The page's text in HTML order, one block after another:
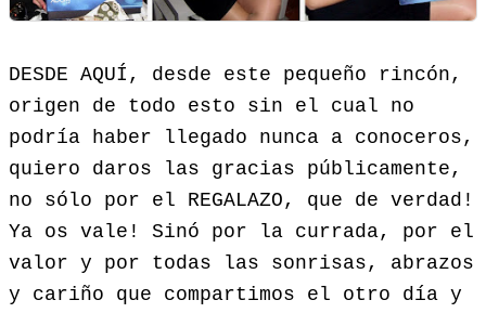
DESDE AQUÍ, desde este pequeño rincón,
origen de todo esto sin el cual no
podría haber llegado nunca a conoceros,
quiero daros las gracias públicamente,
no sólo por el REGALAZO, que de verdad!
Ya os vale! Sinó por la currada, por el
valor y por todas las sonrisas, abrazos
y cariño que compartimos el otro día y